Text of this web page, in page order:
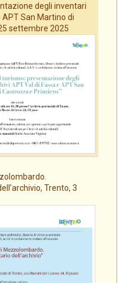
degli inventari
APT San Martino di
settembre 2025
Trento, 3